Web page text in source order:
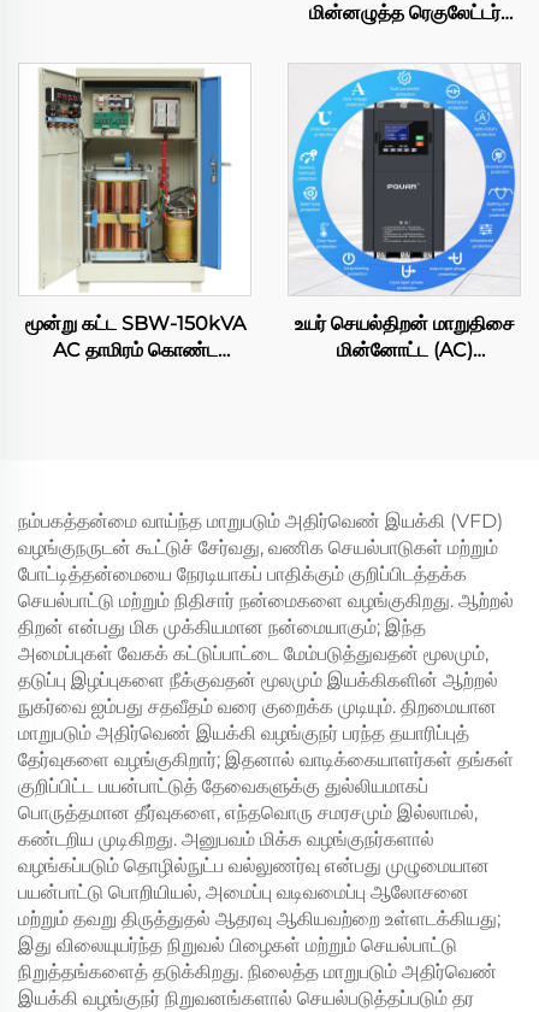
வெளியீடு 220V தாமிரம்
மின்னழுத்த ரெகுலேட்டர்
500KVA 200KVA 150KVA
50KVA மூன்று கட்ட
தானியங்கி AC மின்னழுத்த
ஸ்டேபிலைசர்
மூன்று கட்ட SBW-150kVA
AC தாமிரம் கொண்ட
உயர் செயல்திறன் மாறுதிசை
மின்னோட்ட (AC)
நம்பகத்தன்மை வாய்ந்த மாறுபடும் அதிர்வெண் இயக்கி (VFD)
வழங்குநருடன் கூட்டுச் சேர்வது, வணிக செயல்பாடுகள் மற்றும்
போட்டித்தன்மையை நேரடியாகப் பாதிக்கும் குறிப்பிடத்தக்க
செயல்பாட்டு மற்றும் நிதிசார் நன்மைகளை வழங்குகிறது. ஆற்றல்
திறன் என்பது மிக முக்கியமான நன்மையாகும்; இந்த
அமைப்புகள் வேகக் கட்டுப்பாட்டை மேம்படுத்துவதன் மூலமும்,
தடுப்பு இழப்புகளை நீக்குவதன் மூலமும் இயக்கிகளின் ஆற்றல்
நுகர்வை ஐம்பது சதவீதம் வரை குறைக்க முடியும். திறமையான
மாறுபடும் அதிர்வெண் இயக்கி வழங்குநர் பரந்த தயாரிப்புத்
தேர்வுகளை வழங்குகிறார்; இதனால் வாடிக்கையாளர்கள் தங்கள்
குறிப்பிட்ட பயன்பாட்டுத் தேவைகளுக்கு துல்லியமாகப்
பொருத்தமான தீர்வுகளை, எந்தவொரு சமரசமும் இல்லாமல்,
கண்டறிய முடிகிறது. அனுபவம் மிக்க வழங்குநர்களால்
வழங்கப்படும் தொழில்நுட்ப வல்லுணர்வு என்பது முழுமையான
பயன்பாட்டு பொறியியல், அமைப்பு வடிவமைப்பு ஆலோசனை
மற்றும் தவறு திருத்துதல் ஆதரவு ஆகியவற்றை உள்ளடக்கியது;
இது விலையுயர்ந்த நிறுவல் பிழைகள் மற்றும் செயல்பாட்டு
நிறுத்தங்களைத் தடுக்கிறது. நிலைத்த மாறுபடும் அதிர்வெண்
இயக்கி வழங்குநர் நிறுவனங்களால் செயல்படுத்தப்படும் தர